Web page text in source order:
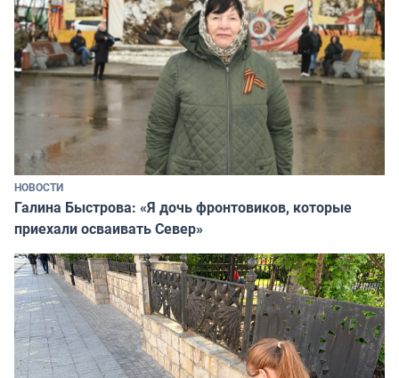
НОВОСТИ
Галина Быстрова: «Я дочь фронтовиков, которые
приехали осваивать Север»